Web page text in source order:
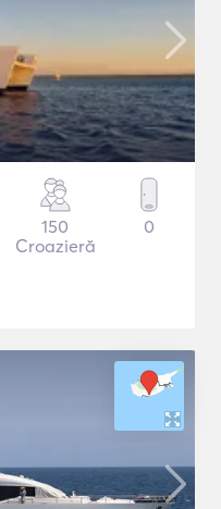
150
Croazieră
0